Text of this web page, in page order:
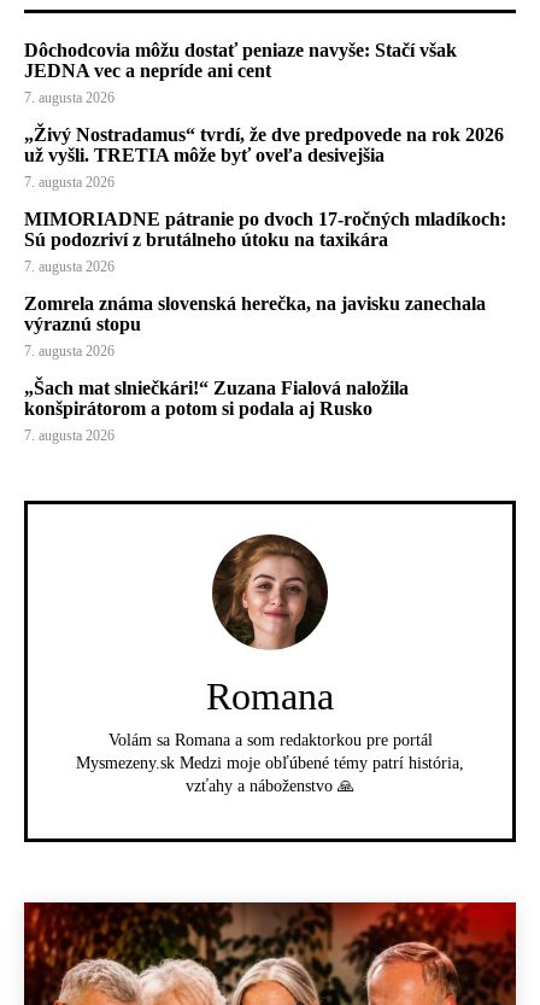
Dôchodcovia môžu dostať peniaze navyše: Stačí však
JEDNA vec a nepríde ani cent
7. augusta 2026
„Živý Nostradamus“ tvrdí, že dve predpovede na rok 2026
už vyšli. TRETIA môže byť oveľa desivejšia
7. augusta 2026
MIMORIADNE pátranie po dvoch 17-ročných mladíkoch:
Sú podozriví z brutálneho útoku na taxikára
7. augusta 2026
Zomrela známa slovenská herečka, na javisku zanechala
výraznú stopu
7. augusta 2026
„Šach mat slniečkári!“ Zuzana Fialová naložila
konšpirátorom a potom si podala aj Rusko
7. augusta 2026
Romana
Volám sa Romana a som redaktorkou pre portál
Mysmezeny.sk Medzi moje obľúbené témy patrí história,
vzťahy a náboženstvo 🙏